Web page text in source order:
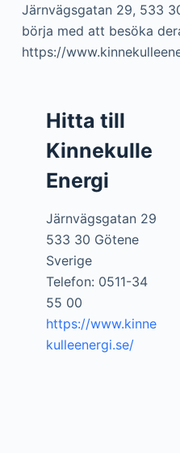
Järnvägsgatan 29, 533
börja med att besöka
https://
Hitta till
Kinnekulle
Energi
Järnvägsgatan 29
533 30 Götene
Sverige
Telefon: 0511-34
55 00
https://www.kinne
kulleenergi.se/